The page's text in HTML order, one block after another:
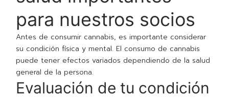
para nuestros socios
Antes de consumir cannabis, es importante considerar
su condición física y mental. El consumo de cannabis
puede tener efectos variados dependiendo de la salud
general de la persona.
Evaluación de tu condición